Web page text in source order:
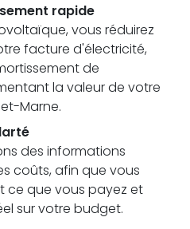
rapide
vous réduirez
facture d'électricité,
de
la valeur de votre
Marne.
des informations
coûts, afin que vous
ce que vous payez et
sur votre budget.